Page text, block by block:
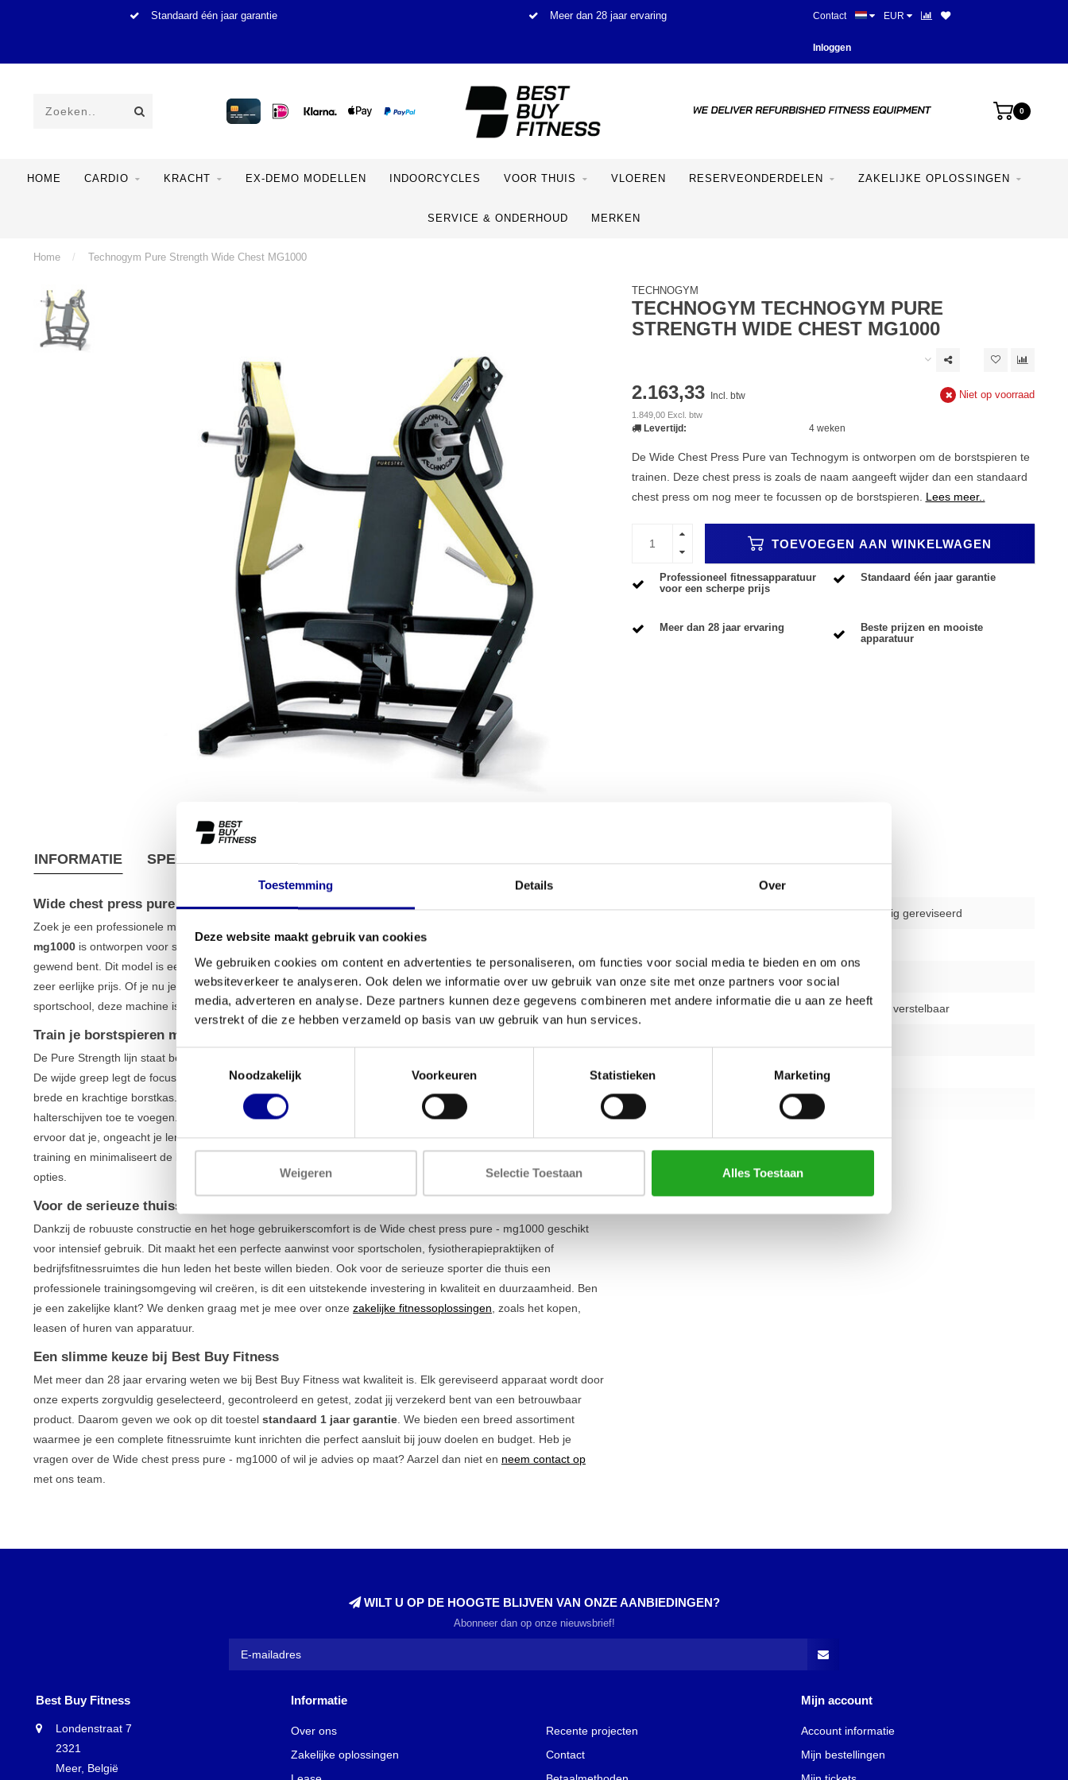
Toestemming Details Over
Deze website maakt gebruik van cookies
We gebruiken cookies om content en advertenties te personaliseren, om functies voor social media te bieden en om ons
websiteverkeer te analyseren. Ook delen we informatie over uw gebruik van onze site met onze partners voor social
media, adverteren en analyse. Deze partners kunnen deze gegevens combineren met andere informatie die u aan ze heeft
verstrekt of die ze hebben verzameld op basis van uw gebruik van hun services.
Toestemmingsselectie
Noodzakelijk
Voorkeuren Statistieken Marketing
Weigeren Selectie Toestaan Alles Toestaan
Standaard één jaar garantie Meer dan 28 jaar ervaring Beste prijzen en mooiste
Contact EUR
Inloggen
0
HOME CARDIO KRACHT EX-DEMO MODELLEN INDOORCYCLES VOOR THUIS VLOEREN RESERVEONDERDELEN ZAKELIJKE OPLOSSINGEN
SERVICE & ONDERHOUD MERKEN
Home / Technogym Pure Strength Wide Chest MG1000
TECHNOGYM
TECHNOGYM TECHNOGYM PURE
STRENGTH WIDE CHEST MG1000
2.163,33 Incl. btw
1.849,00 Excl. btw
Niet op voorraad
Levertijd: 4 weken
De Wide Chest Press Pure van Technogym is ontworpen om de borstspieren te
trainen. Deze chest press is zoals de naam aangeeft wijder dan een standaard
chest press om nog meer te focussen op de borstspieren. Lees meer..
TOEVOEGEN AAN WINKELWAGEN
Professioneel fitnessapparatuur
voor een scherpe prijs
Standaard één jaar garantie
Meer dan 28 jaar ervaring
Beste prijzen en mooiste
apparatuur
INFORMATIE SPECIFICATIES
Wide chest press pure - mg1000
Zoek je een professionele machine om je borstspieren effectief en veilig te trainen? De
mg1000 is ontworpen voor serieuze krachttraining en biedt de kwaliteit die je van
gewend bent. Dit model is een volledig gereviseerd toestel, wat betekent dat je topkwaliteit in huis haalt voor een
zeer eerlijke prijs. Of je nu je home gym wilt uitbreiden of op zoek bent naar betrouwbarekrachtapparatuurvoor je
sportschool, deze machine is een solide keuze.
Train je borstspieren met de Wide chest press pure - mg1000
De Pure Strength lijn staat bekend om zijn uitstekende biomechanica, en dit toestel is daarop geen uitzondering.
De wijde greep legt de focus specifiek op de buitenste borstspieren, wat bijdraagt aan de ontwikkeling van een
brede en krachtige borstkas. Omdat het een ‘plate loaded’ machine is, bepaal je zelf de intensiteit door
halterschijven toe te voegen. Zo kun je altijd progressie blijven boeken. De
in hoogte verstelbare zitting
ervoor dat je, ongeacht je lengte, altijd de juiste houding aanneemt. Dit maximaliseert de effectiviteit van je
training en minimaliseert de kans op blessures. Bekijk ook ons volledige
opties.
Voor de serieuze thuissporter en de professional
Dankzij de robuuste constructie en het hoge gebruikerscomfort is de Wide chest press pure - mg1000 geschikt
voor intensief gebruik. Dit maakt het een perfecte aanwinst voor sportscholen, fysiotherapiepraktijken of
bedrijfsfitnessruimtes die hun leden het beste willen bieden. Ook voor de serieuze sporter die thuis een
professionele trainingsomgeving wil creëren, is dit een uitstekende investering in kwaliteit en duurzaamheid. Ben
je een zakelijke klant? We denken graag met je mee over onze zakelijke fitnessoplossingen , zoals het kopen,
leasen of huren van apparatuur.
Een slimme keuze bij Best Buy Fitness
Met meer dan 28 jaar ervaring weten we bij Best Buy Fitness wat kwaliteit is. Elk gereviseerd apparaat wordt door
onze experts zorgvuldig geselecteerd, gecontroleerd en getest, zodat jij verzekerd bent van een betrouwbaar
product. Daarom geven we ook op dit toestel standaard 1 jaar garantie . We bieden een breed assortiment
waarmee je een complete fitnessruimte kunt inrichten die perfect aansluit bij jouw doelen en budget. Heb je
vragen over de Wide chest press pure - mg1000 of wil je advies op maat? Aarzel dan niet en neem contact op
met ons team.
Conditie gebruikt - volledig gereviseerd
Garantie 1 jaar
Verstelbaar zitting in hoogte verstelbaar
Lengte 1450 mm
Breedte 1182 mm
Hoogte 1730 mm
WILT U OP DE HOOGTE BLIJVEN VAN ONZE AANBIEDINGEN?
Abonneer dan op onze nieuwsbrief!
Best Buy Fitness
Londenstraat 7
2321
Meer, België
Informatie
Over ons
Zakelijke oplossingen
Recente projecten
Contact
Mijn account
Account informatie
Mijn bestellingen